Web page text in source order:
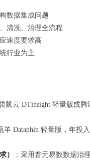
数据集成问题
清洗、治理全流程
速度要求高
行业为主
鼠云 DTinsight 轻量版或
羊 Dataphin 轻量版，年投
）
：采用普元易数数据治